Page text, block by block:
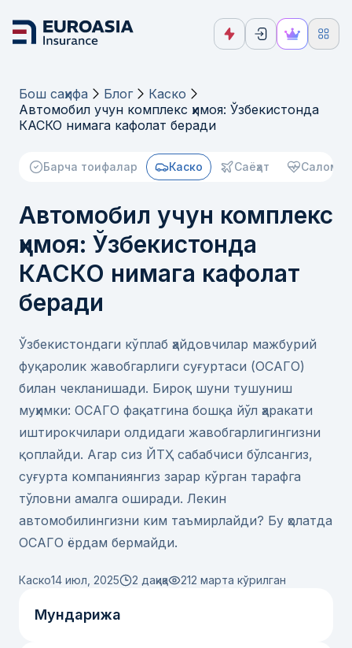
Бош саҳифа Блог
Каско
Автомобил учун комплекс ҳимоя: Ўзбекистонда
КАСКО нимага кафолат беради
Барча тоифалар Каско Саёҳат
Автомобил учун комплекс
ҳимоя: Ўзбекистонда
КАСКО нимага кафолат
беради
Ўзбекистондаги кўплаб ҳайдовчилар мажбурий
фуқаролик жавобгарлиги суғуртаси (ОСАГО)
билан чекланишади. Бироқ шуни тушуниш
муҳимки: ОСАГО фақатгина бошқа йўл ҳаракати
иштирокчилари олдидаги жавобгарлигингизни
қоплайди. Агар сиз ЙТҲ сабабчиси бўлсангиз,
суғурта компаниянгиз зарар кўрган тарафга
тўловни амалга оширади. Лекин
автомобилингизни ким таъмирлайди? Бу ҳолатда
ОСАГО ёрдам бермайди.
Каско14 июл, 2025 2 дақиқа 212 марта кўрилган
Мундарижа